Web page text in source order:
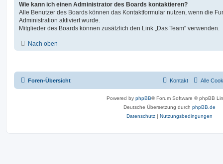
Wie kann ich einen Administrator des Boards kontaktieren?
Alle Benutzer des Boards können das Kontaktformular nutzen, wenn die
Administration aktiviert wurde.
Mitglieder des Boards können zusätzlich den Link „Das Team“ verwenden.
Nach oben
Foren-Übersicht Alle
Kontakt
Powered by phpBB® Forum Software © phpBB
Deutsche Übersetzung durch phpBB.de
Datenschutz | Nutzungsbedingungen